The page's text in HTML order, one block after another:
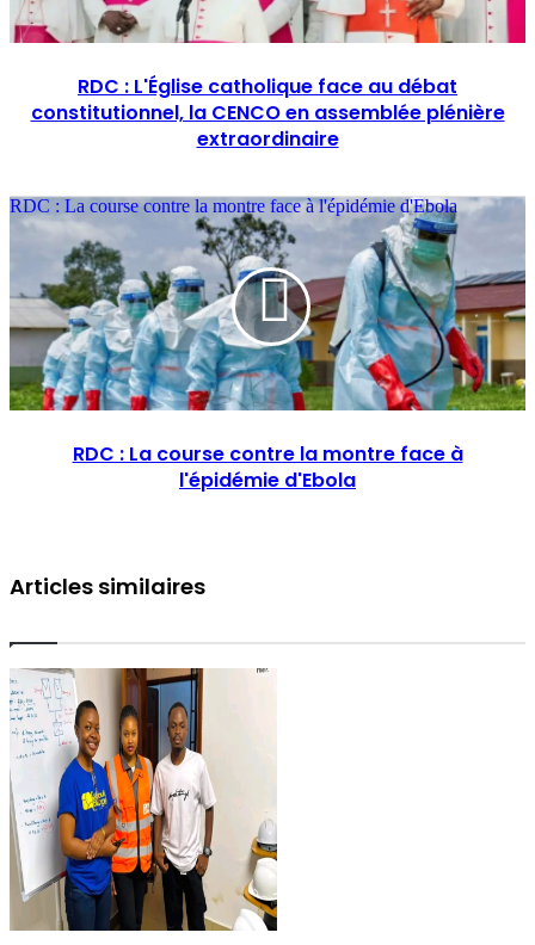
RDC : L'Église catholique face au débat
constitutionnel, la CENCO en assemblée plénière
extraordinaire
RDC : La course contre la montre face à l'épidémie d'Ebola
RDC : La course contre la montre face à
l'épidémie d'Ebola
Articles similaires